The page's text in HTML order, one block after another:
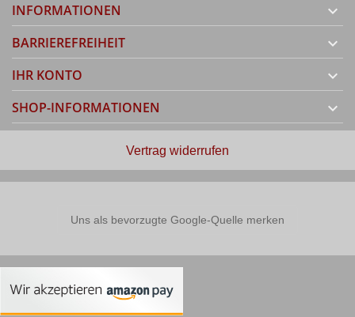
INFORMATIONEN 
BARRIEREFREIHEIT 
IHR KONTO 
SHOP-INFORMATIONEN 
Vertrag widerrufen
Uns als bevorzugte Google-Quelle merken